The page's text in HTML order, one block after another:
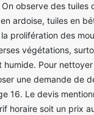
observe des tuiles
ardoise, tuiles en
prolifération des
végétations,
humide. Pour
une demande de
16. Le devis
horaire soit un prix